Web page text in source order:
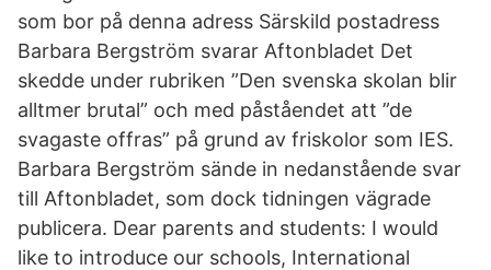
som bor på denna adress Särskild postadress
Barbara Bergström svarar Aftonbladet Det
skedde under rubriken ”Den svenska skolan blir
alltmer brutal” och med påståendet att ”de
svagaste offras” på grund av friskolor som IES.
Barbara Bergström sände in nedanstående svar
till Aftonbladet, som dock tidningen vägrade
publicera. Dear parents and students: I would
like to introduce our schools, International